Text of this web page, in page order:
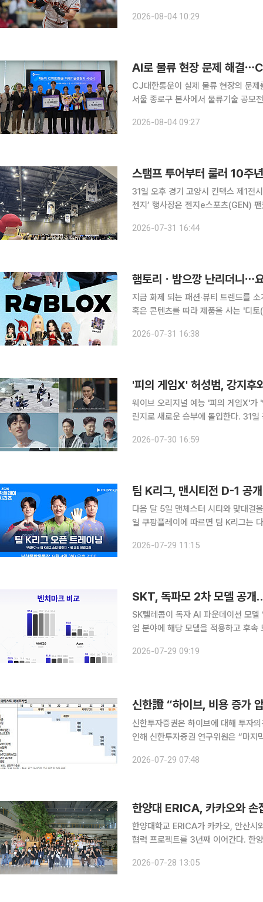
(MLB) 텍사스 레인저스와의 원정 경
2026-08-04 10:29
AI로 물류 현장 문제 해결
CJ대한통운이 실제 물류 현장의 문제를 AI 기
서울 종로구 본사에서 물류기술 공
338명이 참가해 약 104대 1의 경쟁
2026-08-04 09:27
31일 오후 경기 고양시 킨텍스 제1
젠지’ 행사장은 젠지e스포츠(GEN)
일 이틀간 킨텍스에서 홈스탠드를 개
2026-07-31 16:44
햄토리ㆍ밤으깡 난리더니⋯
지금 화제 되는 패션·뷰티 트렌드를
혹은 콘텐츠를 따라 제품을 사는 '디
주인공들입니다. 짧은 영상 하나로 수
2026-07-31 16:38
'피의 게임X' 허성범, 강지후
웨이브 오리지널 예능 '피의 게임X'가
린지로 새로운 승부에 돌입한다. 31일 공개되는 '피의 게임X' 6회에서는 P1ㆍP3 연합으로 구성된
친다. 앞서 '약탈의 날' 미션에서 맞
2026-07-30 16:59
팀 K리그, 맨시티전 D-1 공
다음 달 5일 맨체스터 시티와 맞대결
일 쿠팡플레이에 따르면 팀 K리그는
단의 호흡을 맞추고 전술을 점검하는
2026-07-29 11:15
SKT, 독파모 2차 모델 공개
SK텔레콤이 독자 AI 파운데이션 모
업 분야에 해당 모델을 적용하고 후
를 공개했다. 직전 모델인 519B 규모
2026-07-29 09:19
신한證 “하이브, 비용 증가
신한투자증권은 하이브에 대해 투자
인해 신한투자증권 연구위원은 “마지
했다. 하이브의 28일 종가는 18만
2026-07-29 07:48
한양대 ERICA, 카카오와 손
한양대학교 ERICA가 카카오, 안산시
협력 프로젝트를 3년째 이어간다. 한양대학교 ERICA는 이달 21일부터 24일까지 카카오 데이터센
올해로 3회째를 맞은 이번 캠프는 한
2026-07-28 13:05